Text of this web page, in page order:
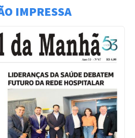
IMPRESSA